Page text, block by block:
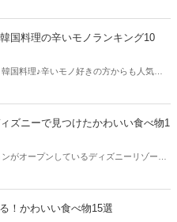
国料理の辛いモノランキング10
国料理♪辛いモノ好きの方からも人気が
ズニーで見つけたかわいい食べ物1
がオープンしているディズニーリゾート
かわいい食べ物をディズニーランドとデ
す。
！かわいい食べ物15選